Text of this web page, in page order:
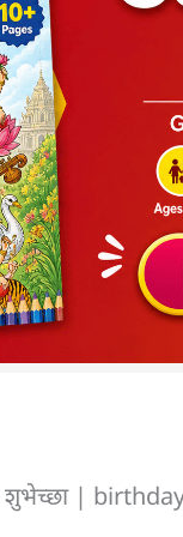
शुभेच्छा |